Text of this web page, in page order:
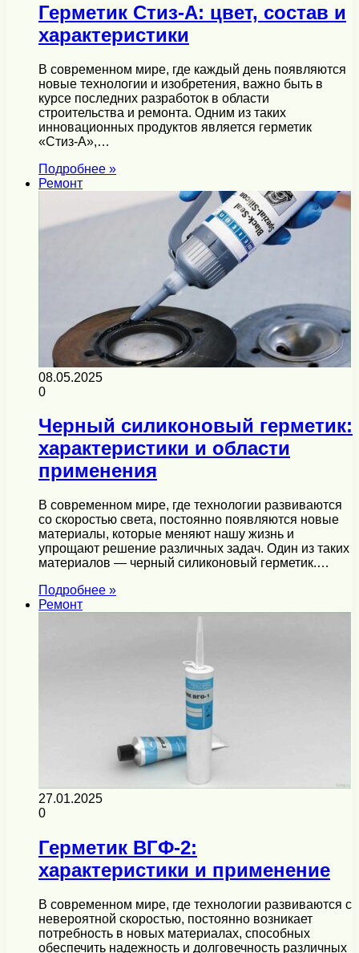
Герметик Стиз-А: цвет, состав и
характеристики
В современном мире, где каждый день появляются
новые технологии и изобретения, важно быть в
курсе последних разработок в области
строительства и ремонта. Одним из таких
инновационных продуктов является герметик
«Стиз-А»,…
Подробнее »
Ремонт
08.05.2025
0
Черный силиконовый герметик:
характеристики и области
применения
В современном мире, где технологии развиваются
со скоростью света, постоянно появляются новые
материалы, которые меняют нашу жизнь и
упрощают решение различных задач. Один из таких
материалов — черный силиконовый герметик.…
Подробнее »
Ремонт
27.01.2025
0
Герметик ВГФ-2:
характеристики и применение
В современном мире, где технологии развиваются с
невероятной скоростью, постоянно возникает
потребность в новых материалах, способных
обеспечить надежность и долговечность различных